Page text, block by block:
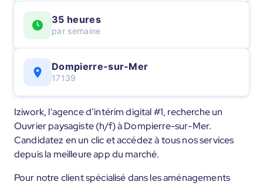
35 heures
par semaine
Dompierre-sur-Mer
17139
Iziwork, l'agence d’intérim digital #1, recherche un
Ouvrier paysagiste (h/f) à Dompierre-sur-Mer.
Candidatez en un clic et accédez à tous nos services
depuis la meilleure app du marché.
Pour notre client spécialisé dans les aménagements